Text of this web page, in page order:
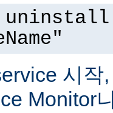
시작
Monitor